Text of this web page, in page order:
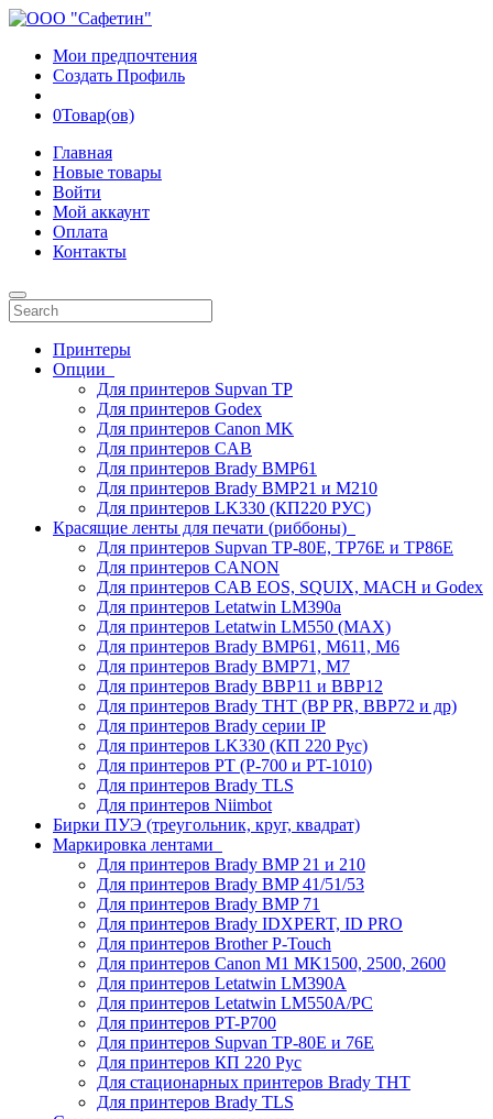
Мои предпочтения
Создать Профиль
0Товар(ов)
Главная
Новые товары
Войти
Мой аккаунт
Оплата
Контакты
Принтеры
Опции
Для принтеров Supvan TP
Для принтеров Godex
Для принтеров Canon MK
Для принтеров CAB
Для принтеров Brady BMP61
Для принтеров Brady BMP21 и M210
Для принтеров LK330 (КП220 РУС)
Красящие ленты для печати (риббоны)
Для принтеров Supvan TP-80E, TP76E и TP86E
Для принтеров CANON
Для принтеров CAB EOS, SQUIX, MACH и Godex
Для принтеров Letatwin LM390a
Для принтеров Letatwin LM550 (MAX)
Для принтеров Brady BMP61, M611, M6
Для принтеров Brady BMP71, M7
Для принтеров Brady BBP11 и BBP12
Для принтеров Brady THT (BP PR, BBP72 и др)
Для принтеров Brady серии IP
Для принтеров LK330 (КП 220 Рус)
Для принтеров PT (P-700 и PT-1010)
Для принтеров Brady TLS
Для принтеров Niimbot
Бирки ПУЭ (треугольник, круг, квадрат)
Маркировка лентами
Для принтеров Brady BMP 21 и 210
Для принтеров Brady BMP 41/51/53
Для принтеров Brady BMP 71
Для принтеров Brady IDXPERT, ID PRO
Для принтеров Brother P-Touch
Для принтеров Canon M1 MK1500, 2500, 2600
Для принтеров Letatwin LM390A
Для принтеров Letatwin LM550A/PC
Для принтеров PT-P700
Для принтеров Supvan TP-80E и 76E
Для принтеров КП 220 Рус
Для стационарных принтеров Brady THT
Для принтеров Brady TLS